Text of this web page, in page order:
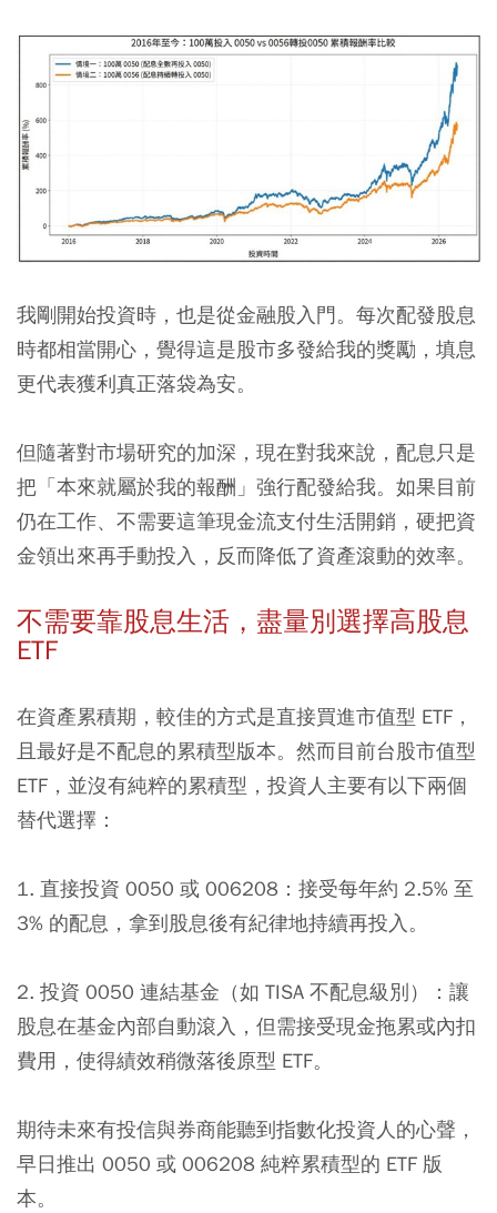
我剛開始投資時，也是從金融股入門。每次配發股息
時都相當開心，覺得這是股市多發給我的獎勵，填息
更代表獲利真正落袋為安。
但隨著對市場研究的加深，現在對我來說，配息只是
把「本來就屬於我的報酬」強行配發給我。如果目前
仍在工作、不需要這筆現金流支付生活開銷，硬把資
金領出來再手動投入，反而降低了資產滾動的效率。
不需要靠股息生活，盡量別選擇高股息
ETF
在資產累積期，較佳的方式是直接買進市值型 ETF，
且最好是不配息的累積型版本。然而目前台股市值型
ETF，並沒有純粹的累積型，投資人主要有以下兩個
替代選擇：
1. 直接投資 0050 或 006208：接受每年約 2.5% 至
3% 的配息，拿到股息後有紀律地持續再投入。
2. 投資 0050 連結基金（如 TISA 不配息級別）：讓
股息在基金內部自動滾入，但需接受現金拖累或內扣
費用，使得績效稍微落後原型 ETF。
期待未來有投信與券商能聽到指數化投資人的心聲，
早日推出 0050 或 006208 純粹累積型的 ETF 版
本。